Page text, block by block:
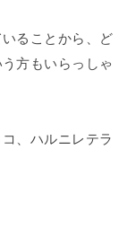
ることから、ど
方もいらっしゃ
、ハルニレテラ